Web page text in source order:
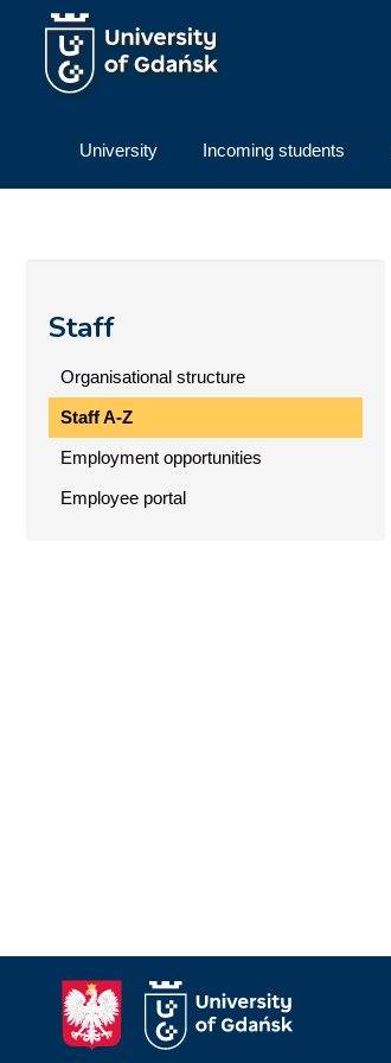
Skip to main content
University Incoming students
Staff
Organisational structure
Staff A-Z
Employment opportunities
Employee portal